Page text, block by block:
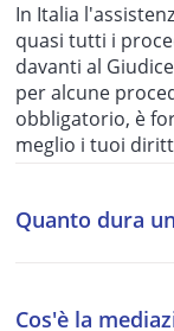
In Italia
quasi tutti i
davanti al
per alcune
obbligatorio, è
meglio i tuoi
Quanto dura
semplici fino a 5-
Cos'è la